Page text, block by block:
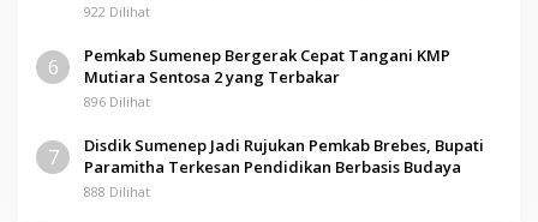
922 Dilihat
6
Pemkab Sumenep Bergerak Cepat Tangani KMP
Mutiara Sentosa 2 yang Terbakar
896 Dilihat
7
Disdik Sumenep Jadi Rujukan Pemkab Brebes, Bupati
Paramitha Terkesan Pendidikan Berbasis Budaya
888 Dilihat